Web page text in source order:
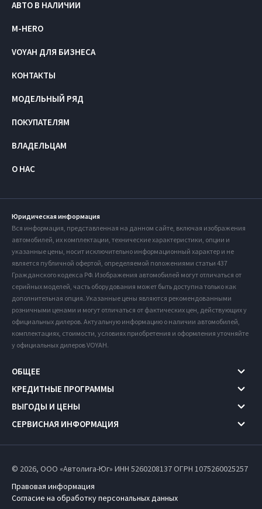
АВТО В НАЛИЧИИ
M-HERO
VOYAH ДЛЯ БИЗНЕСА
КОНТАКТЫ
МОДЕЛЬНЫЙ РЯД
ПОКУПАТЕЛЯМ
ВЛАДЕЛЬЦАМ
О НАС
Юридическая информация
Вся информация, представленная на данном сайте, включая изображения
автомобилей, их комплектации, технические характеристики, опции и
указанные цены, носит исключительно информационный характер и не
является публичной офертой, определяемой положениями статьи 437
Гражданского кодекса РФ. Изображения автомобилей могут отличаться от
серийных моделей, часть оборудования может быть доступна только как
дополнительная опция. Указанные цены являются рекомендованными
розничными ценами и могут отличаться от фактических цен, действующих у
официальных дилеров. Актуальную информацию о наличии автомобилей,
комплектациях, стоимости, условиях приобретения и оформления уточняйте
у официальных дилеров VOYAH.
ОБЩЕЕ
КРЕДИТНЫЕ ПРОГРАММЫ
ВЫГОДЫ И ЦЕНЫ
СЕРВИСНАЯ ИНФОРМАЦИЯ
© 2026, ООО «Автолига-Юг» ИНН 5260208137ОГРН 1075260025257
Правовая информация
Согласие на обработку персональных данных